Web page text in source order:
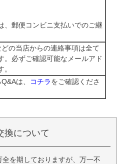
、郵便コンビニ支払いでのご継
の当店からの連絡事項は全て
。必ずご確認可能なメールアド
は、
コチラをご確認くださ
換について
を期しておりますが、万一不